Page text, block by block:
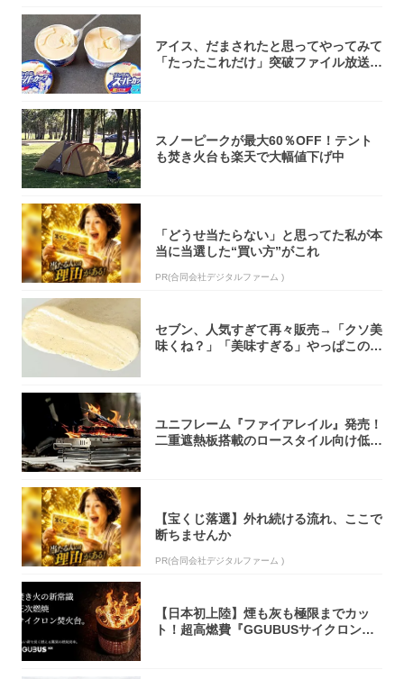
アイス、だまされたと思ってやってみて
「たったこれだけ」突破ファイル放送で
スノーピークが最大60％OFF！テント
も焚き火台も楽天で大幅値下げ中
「どうせ当たらない」と思ってた私が本
当に当選した“買い方”がこれ
PR(合同会社デジタルファーム )
セブン、人気すぎて再々販売→「クソ美
味くね？」「美味すぎる」やっぱこのク
ユニフレーム『ファイアレイル』発売！
二重遮熱板搭載のロースタイル向け低型
【宝くじ落選】外れ続ける流れ、ここで
断ちませんか
PR(合同会社デジタルファーム )
【日本初上陸】煙も灰も極限までカッ
ト！超高燃費『GGUBUSサイクロン焚